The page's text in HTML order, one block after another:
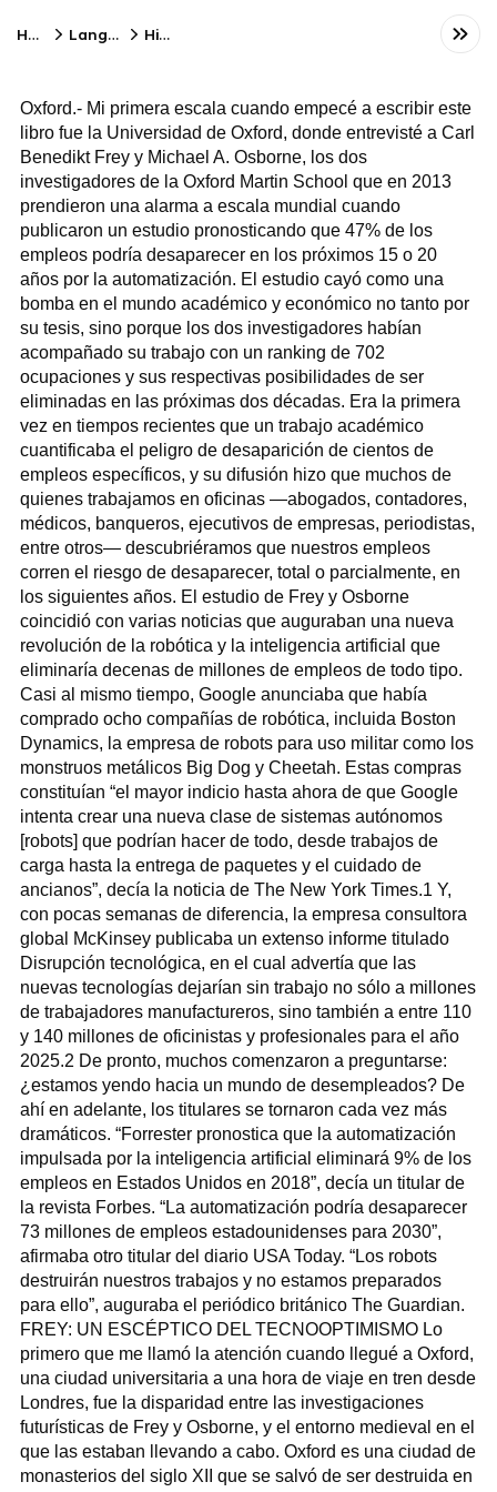
Home Language Hindi
Oxford.- Mi primera escala cuando empecé a escribir este
libro fue la Universidad de Oxford, donde entrevisté a Carl
Benedikt Frey y Michael A. Osborne, los dos
investigadores de la Oxford Martin School que en 2013
prendieron una alarma a escala mundial cuando
publicaron un estudio pronosticando que 47% de los
empleos podría desaparecer en los próximos 15 o 20
años por la automatización. El estudio cayó como una
bomba en el mundo académico y económico no tanto por
su tesis, sino porque los dos investigadores habían
acompañado su trabajo con un ranking de 702
ocupaciones y sus respectivas posibilidades de ser
eliminadas en las próximas dos décadas. Era la primera
vez en tiempos recientes que un trabajo académico
cuantificaba el peligro de desaparición de cientos de
empleos específicos, y su difusión hizo que muchos de
quienes trabajamos en oficinas —abogados, contadores,
médicos, banqueros, ejecutivos de empresas, periodistas,
entre otros— descubriéramos que nuestros empleos
corren el riesgo de desaparecer, total o parcialmente, en
los siguientes años. El estudio de Frey y Osborne
coincidió con varias noticias que auguraban una nueva
revolución de la robótica y la inteligencia artificial que
eliminaría decenas de millones de empleos de todo tipo.
Casi al mismo tiempo, Google anunciaba que había
comprado ocho compañías de robótica, incluida Boston
Dynamics, la empresa de robots para uso militar como los
monstruos metálicos Big Dog y Cheetah. Estas compras
constituían “el mayor indicio hasta ahora de que Google
intenta crear una nueva clase de sistemas autónomos
[robots] que podrían hacer de todo, desde trabajos de
carga hasta la entrega de paquetes y el cuidado de
ancianos”, decía la noticia de The New York Times.1 Y,
con pocas semanas de diferencia, la empresa consultora
global McKinsey publicaba un extenso informe titulado
Disrupción tecnológica, en el cual advertía que las
nuevas tecnologías dejarían sin trabajo no sólo a millones
de trabajadores manufactureros, sino también a entre 110
y 140 millones de oficinistas y profesionales para el año
2025.2 De pronto, muchos comenzaron a preguntarse:
¿estamos yendo hacia un mundo de desempleados? De
ahí en adelante, los titulares se tornaron cada vez más
dramáticos. “Forrester pronostica que la automatización
impulsada por la inteligencia artificial eliminará 9% de los
empleos en Estados Unidos en 2018”, decía un titular de
la revista Forbes. “La automatización podría desaparecer
73 millones de empleos estadounidenses para 2030”,
afirmaba otro titular del diario USA Today. “Los robots
destruirán nuestros trabajos y no estamos preparados
para ello”, auguraba el periódico británico The Guardian.
FREY: UN ESCÉPTICO DEL TECNOOPTIMISMO Lo
primero que me llamó la atención cuando llegué a Oxford,
una ciudad universitaria a una hora de viaje en tren desde
Londres, fue la disparidad entre las investigaciones
futurísticas de Frey y Osborne, y el entorno medieval en el
que las estaban llevando a cabo. Oxford es una ciudad de
monasterios del siglo XII que se salvó de ser destruida en